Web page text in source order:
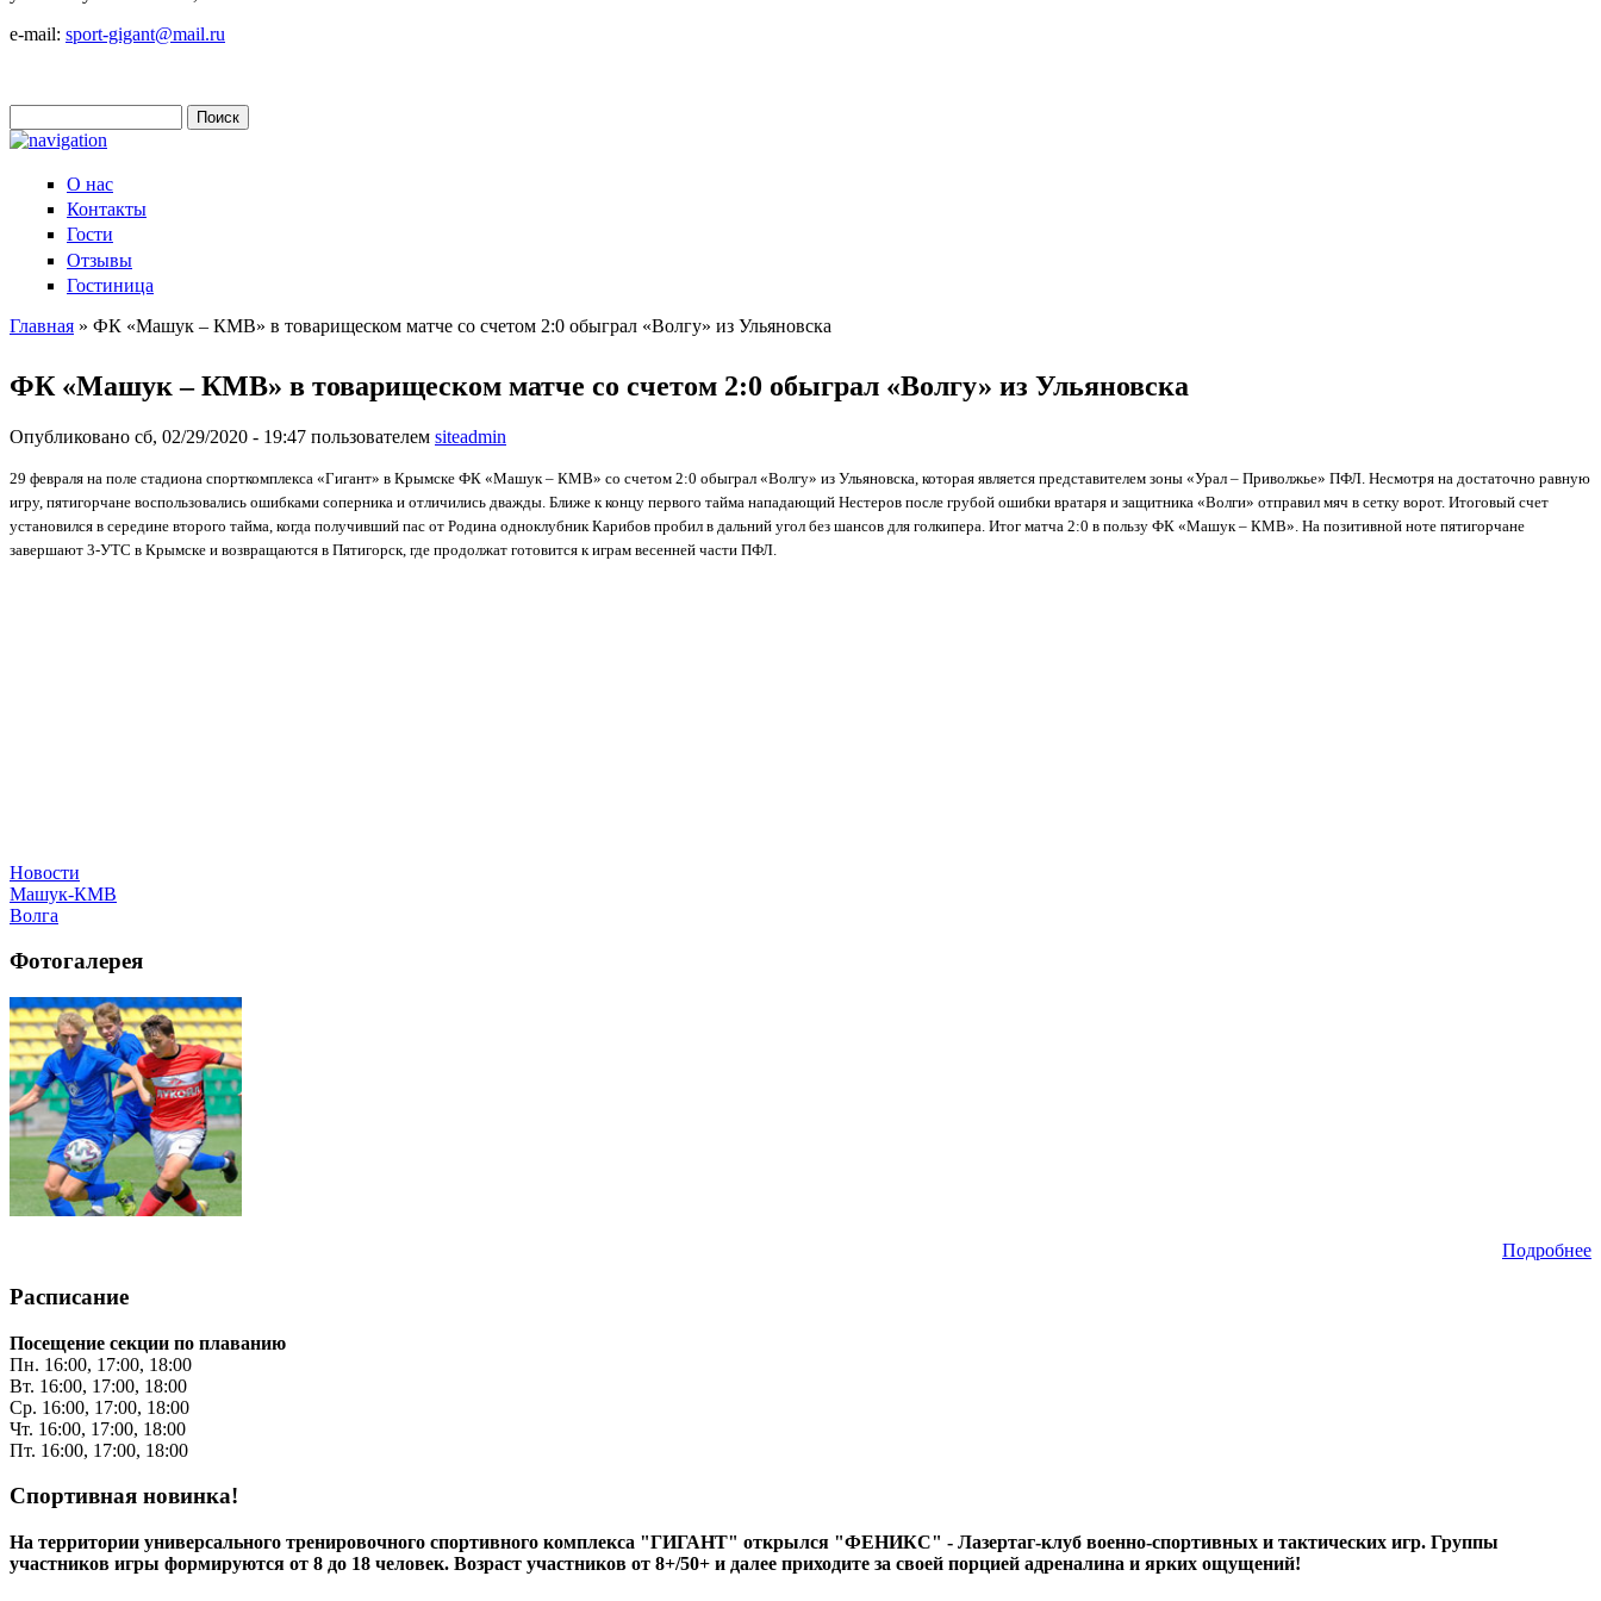
e-mail: sport-gigant@mail.ru
Форма поиска
О нас
Контакты
Гости
Отзывы
Гостиница
Главная » ФК «Машук – КМВ» в товарищеском матче со счетом 2:0 обыграл «Волгу» из Ульяновска
ФК «Машук – КМВ» в товарищеском матче со счетом 2:0 обыграл «Волгу» из Ульяновска
Опубликовано сб, 02/29/2020 - 19:47 пользователем siteadmin
29 февраля на поле стадиона спорткомплекса «Гигант» в Крымске ФК «Машук – КМВ» со счетом 2:0 обыграл «Волгу» из Ульяновска, которая является представителем зоны «Урал – Приволжье» ПФЛ. Несмотря на достаточно равную
игру, пятигорчане воспользовались ошибками соперника и отличились дважды. Ближе к концу первого тайма нападающий Нестеров после грубой ошибки вратаря и защитника «Волги» отправил мяч в сетку ворот. Итоговый счет
установился в середине второго тайма, когда получивший пас от Родина одноклубник Карибов пробил в дальний угол без шансов для голкипера. Итог матча 2:0 в пользу ФК «Машук – КМВ». На позитивной ноте пятигорчане
завершают 3-УТС в Крымске и возвращаются в Пятигорск, где продолжат готовится к играм весенней части ПФЛ.
Новости
Машук-КМВ
Волга
Фотогалерея
Подробнее
Расписание
Посещение секции по плаванию
Пн. 16:00, 17:00, 18:00
Вт. 16:00, 17:00, 18:00
Ср. 16:00, 17:00, 18:00
Чт. 16:00, 17:00, 18:00
Пт. 16:00, 17:00, 18:00
Спортивная новинка!
На территории универсального тренировочного спортивного комплекса "ГИГАНТ" открылся "ФЕНИКС" - Лазертаг-клуб военно-спортивных и тактических игр. Группы
участников игры формируются от 8 до 18 человек. Возраст участников от 8+/50+ и далее приходите за своей порцией адреналина и ярких ощущений!